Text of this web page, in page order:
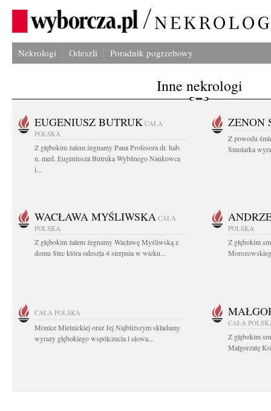
Nekrologi Odeszli Poradnik pogrzebowy
Inne nekrologi
EUGENIUSZ BUTRUK CAŁA
POLSKA
Z głębokim żalem żegnamy Pana Profesora dr. hab.
n. med. Eugeniusza Butruka Wybitnego Naukowca
i...
ZENON
Z powodu
Smolarka
WACŁAWA MYŚLIWSKA CAŁA
POLSKA
Z głębokim żalem żegnamy Wacławę Myśliwską z
domu Stec która odeszła 4 sierpnia w wieku...
POLSKA
Z głębokim
CAŁA POLSKA
Monice Mielnickiej oraz Jej Najbliższym składamy
wyrazy głębokiego współczucia i słowa...
CAŁA
Z głębokim
Małgorzatę